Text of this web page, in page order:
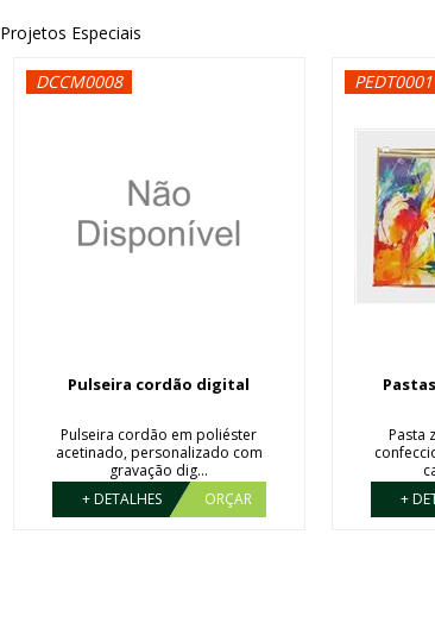
Projetos Especiais
DCCM0008
Pulseira cordão digital
Pulseira cordão em poliéster
acetinado, personalizado com
gravação dig...
+ DETALHES
ORÇAR
PEDT0001
Pasta
+